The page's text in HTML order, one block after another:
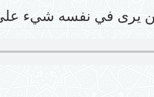
يرى في نفسه شيء على